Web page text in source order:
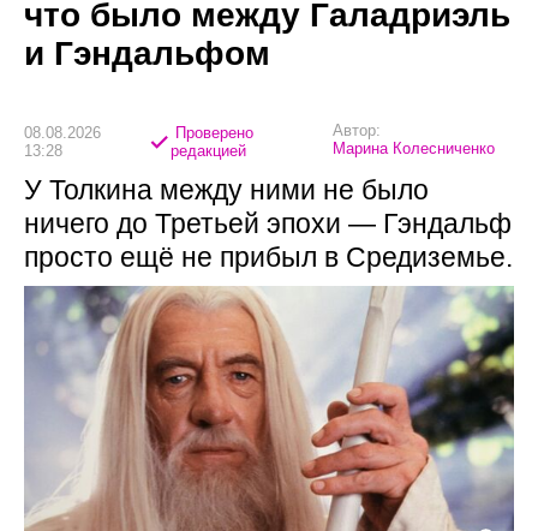
что было между Галадриэль
и Гэндальфом
08.08.2026
13:28
Проверено
редакцией
Автор:
Марина Колесниченко
У Толкина между ними не было
ничего до Третьей эпохи — Гэндальф
просто ещё не прибыл в Средиземье.